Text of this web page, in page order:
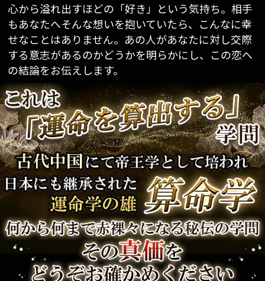
心から溢れ出すほどの「好き」という気持ち。相手
もあなたへそんな想いを抱いていたら、こんなに幸
せなことはありません。あの人があなたに対し交際
する意志があるのかどうかを明らかにし、この恋へ
の結論をお伝えします。